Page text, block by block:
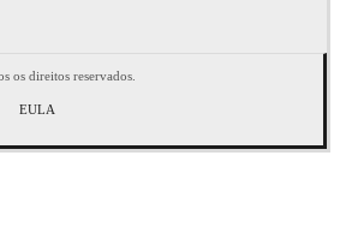
os direitos reservados.
EULA